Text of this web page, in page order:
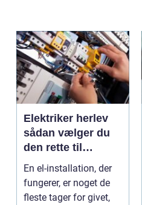
Elektriker herlev
sådan vælger du
den rette til
opgaven
En el-installation, der
fungerer, er noget de
fleste tager for givet,